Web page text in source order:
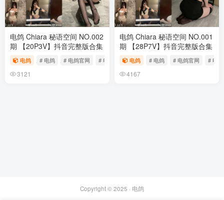
电鸽 Chiara 秘语空间 NO.002
期 【20P3V】抖音完整版合集
电鸽 # 电鸽 # 电鸽官网 # 电鸽app
3121
电鸽 Chiara 秘语空间 NO.001
期 【28P7V】抖音完整版合集
电鸽 # 电鸽 # 电鸽官网 # 电
4167
Copyright © 2025 · 电鸽